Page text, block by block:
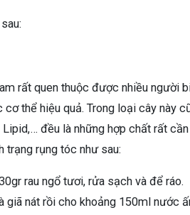
rất quen thuộc được nhiều người
cơ thể hiệu quả. Trong loại cây này
Lipid,… đều là những hợp chất rất
trạng rụng tóc như sau:
rau ngổ tươi, rửa sạch và để ráo.
giã nát rồi cho khoảng 150ml nước